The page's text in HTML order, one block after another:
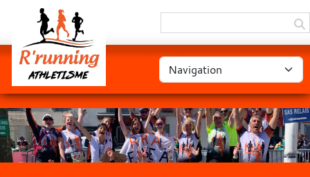
Panneau de gestion des cookies